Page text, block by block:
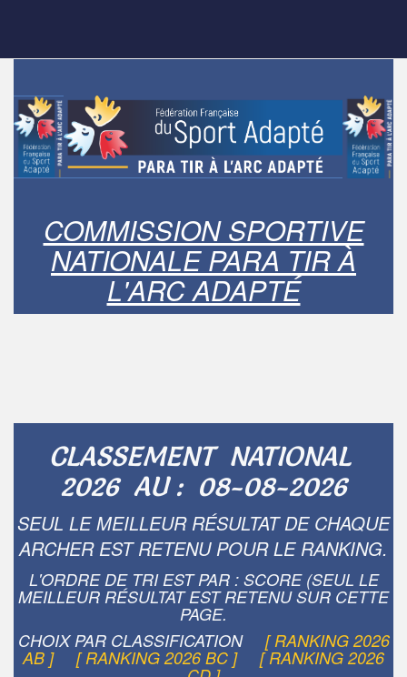
COMMISSION SPORTIVE
NATIONALE PARA TIR À
L'ARC ADAPTÉ
CLASSEMENT NATIONAL
2026 AU : 08-08-2026
SEUL LE MEILLEUR RÉSULTAT DE CHAQUE
ARCHER EST RETENU POUR LE RANKING.
L'ORDRE DE TRI EST PAR : SCORE (SEUL LE
MEILLEUR RÉSULTAT EST RETENU SUR CETTE
PAGE.
CHOIX PAR CLASSIFICATION
[ RANKING 2026
AB ] [ RANKING 2026 BC ] [ RANKING 2026